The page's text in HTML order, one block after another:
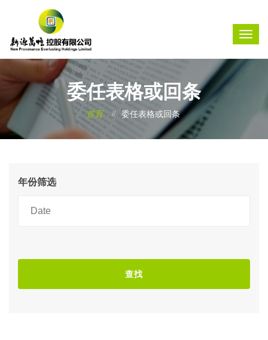
委任表格或回条
首頁 委任表格或回条
年份筛选
查找